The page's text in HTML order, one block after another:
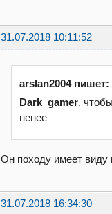
31.07.2018 10:11:52
arslan2004 пишет:
Dark_gamer,
ненее
Он походу имеет виду
31.07.2018 16:34:30